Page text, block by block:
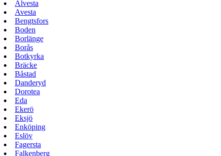
Alvesta
Avesta
Bengtsfors
Boden
Borlänge
Borås
Botkyrka
Bräcke
Båstad
Danderyd
Dorotea
Eda
Ekerö
Eksjö
Enköping
Eslöv
Fagersta
Falkenberg